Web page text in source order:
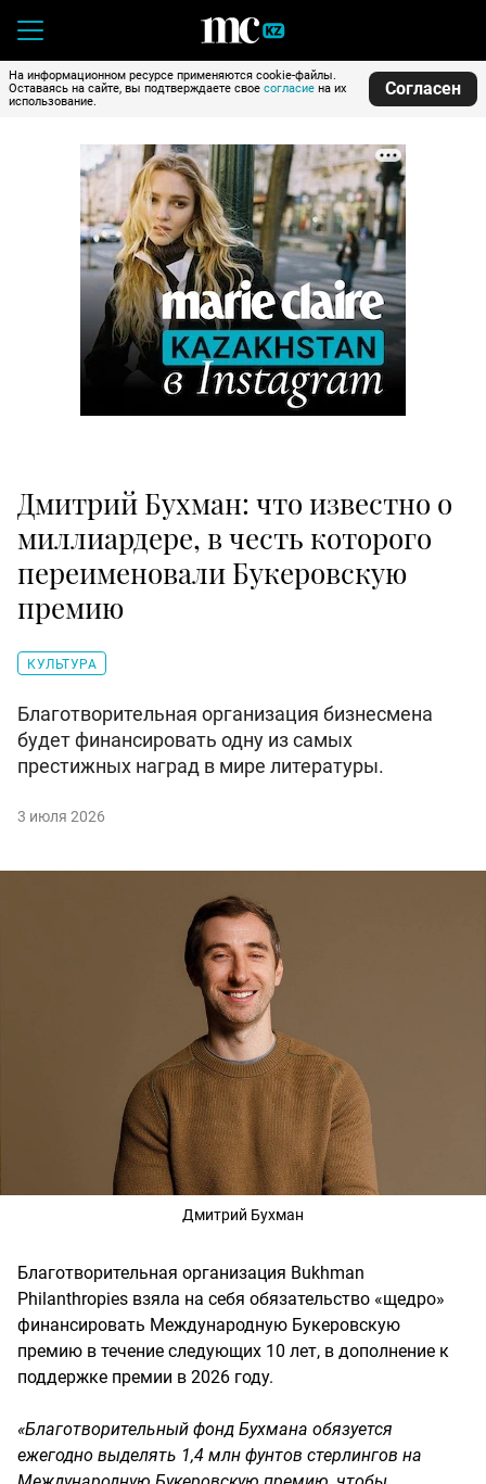
На информационном ресурсе применяются cookie-файлы.
Оставаясь на сайте, вы подтверждаете свое согласие на их
использование.
Согласен
Дмитрий Бухман: что известно о
миллиардере, в честь которого
переименовали Букеровскую
премию
КУЛЬТУРА
Благотворительная организация бизнесмена
будет финансировать одну из самых
престижных наград в мире литературы.
3 июля 2026
Дмитрий Бухман
Благотворительная организация Bukhman
Philanthropies взяла на себя обязательство «щедро»
финансировать Международную Букеровскую
премию в течение следующих 10 лет, в дополнение к
поддержке премии в 2026 году.
«Благотворительный фонд Бухмана обязуется
ежегодно выделять 1,4 млн фунтов стерлингов на